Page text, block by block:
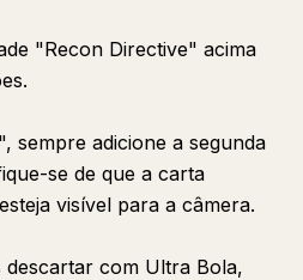
"Recon Directive" acima
sempre adicione a segunda
se de que a carta
visível para a câmera.
descartar com Ultra Bola,